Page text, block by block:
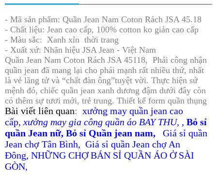
- Mã sản phẩm: Quần Jean Nam Coton Rách JSA 45.18
- Chất liệu: Jean cao cấp, 100% cotton ko giản cao cấp
- Màu sắc: Xanh xỉn thời trang
​​- Xuất xứ: Nhãn hiệu JSA Jean - Việt Nam
Quần Jean Nam Coton Rách JSA 45118, Phải công nhận
quần jean đã mang lại cho phái mạnh rất nhiều thứ, nhất
là vẻ lãng tử và “chất đàn ông”tuyệt vời. Thực hiện sứ
mệnh đó, chiếc quần jean xanh dương đậm dưới đây còn
có thêm sự tươi mới, trẻ trung. Thiết kế form quần thụng
Bài viết liên quan: xưởng may quần jean cao
cấp, xưởng may gia công quần áo BAY THU, , Bỏ sỉ
quần Jean nữ, Bỏ sỉ Quần jean nam,
Giá sỉ quần
Jean chợ Tân Bình, Giá sỉ quần Jean chợ An
Đông, NHỮNG CHỢ BÁN SỈ QUẦN ÁO Ở SÀI
GÒN,